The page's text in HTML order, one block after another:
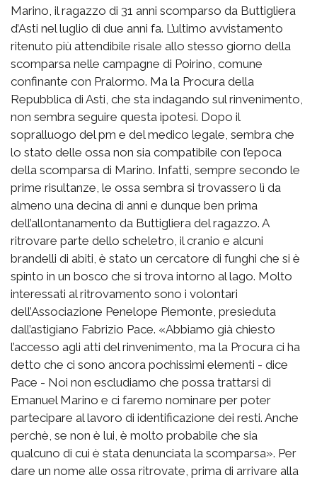
Marino, il ragazzo di 31 anni scomparso da Buttigliera
d’Asti nel luglio di due anni fa. L’ultimo avvistamento
ritenuto più attendibile risale allo stesso giorno della
scomparsa nelle campagne di Poirino, comune
confinante con Pralormo. Ma la Procura della
Repubblica di Asti, che sta indagando sul rinvenimento,
non sembra seguire questa ipotesi. Dopo il
sopralluogo del pm e del medico legale, sembra che
lo stato delle ossa non sia compatibile con l’epoca
della scomparsa di Marino. Infatti, sempre secondo le
prime risultanze, le ossa sembra si trovassero lì da
almeno una decina di anni e dunque ben prima
dell’allontanamento da Buttigliera del ragazzo. A
ritrovare parte dello scheletro, il cranio e alcuni
brandelli di abiti, è stato un cercatore di funghi che si è
spinto in un bosco che si trova intorno al lago. Molto
interessati al ritrovamento sono i volontari
dell’Associazione Penelope Piemonte, presieduta
dall’astigiano Fabrizio Pace. «Abbiamo già chiesto
l’accesso agli atti del rinvenimento, ma la Procura ci ha
detto che ci sono ancora pochissimi elementi - dice
Pace - Noi non escludiamo che possa trattarsi di
Emanuel Marino e ci faremo nominare per poter
partecipare al lavoro di identificazione dei resti. Anche
perchè, se non è lui, è molto probabile che sia
qualcuno di cui è stata denunciata la scomparsa». Per
dare un nome alle ossa ritrovate, prima di arrivare alla